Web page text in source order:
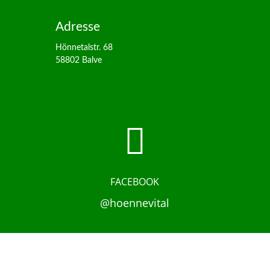
Adresse
Hönnetalstr. 68
58802 Balve

FACEBOOK
@hoennevital